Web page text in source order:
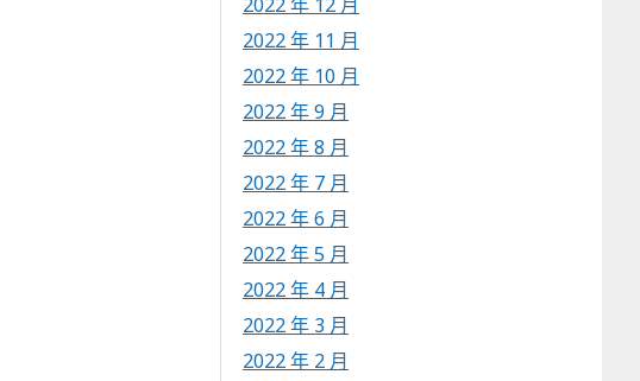
2022 年 11 月
2022 年 10 月
2022 年 9 月
2022 年 8 月
2022 年 7 月
2022 年 6 月
2022 年 5 月
2022 年 4 月
2022 年 3 月
2022 年 2 月